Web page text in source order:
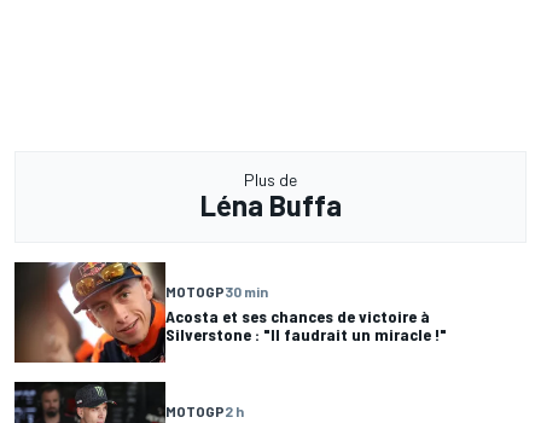
Plus de
Léna Buffa
MOTOGP30 min
Acosta et ses chances de victoire à
Silverstone : "Il faudrait un miracle !"
MOTOGP2 h